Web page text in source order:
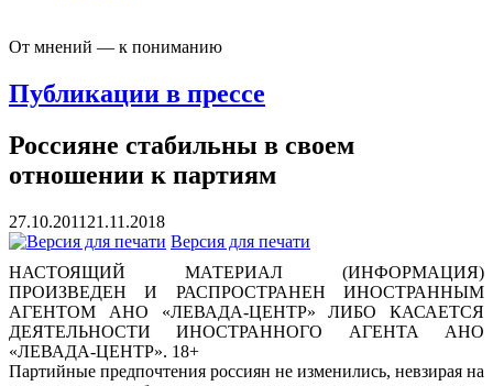
От мнений — к пониманию
Публикации в прессе
Россияне стабильны в своем
отношении к партиям
27.10.2011 21.11.2018
Версия для печати
НАСТОЯЩИЙ МАТЕРИАЛ (ИНФОРМАЦИЯ)
ПРОИЗВЕДЕН И РАСПРОСТРАНЕН ИНОСТРАННЫМ
АГЕНТОМ АНО «ЛЕВАДА-ЦЕНТР» ЛИБО КАСАЕТСЯ
ДЕЯТЕЛЬНОСТИ ИНОСТРАННОГО АГЕНТА АНО
«ЛЕВАДА-ЦЕНТР». 18+
Партийные предпочтения россиян не изменились, невзирая на